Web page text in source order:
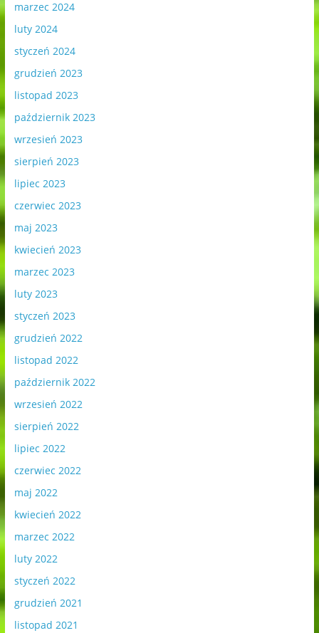
marzec 2024
luty 2024
styczeń 2024
grudzień 2023
listopad 2023
październik 2023
wrzesień 2023
sierpień 2023
lipiec 2023
czerwiec 2023
maj 2023
kwiecień 2023
marzec 2023
luty 2023
styczeń 2023
grudzień 2022
listopad 2022
październik 2022
wrzesień 2022
sierpień 2022
lipiec 2022
czerwiec 2022
maj 2022
kwiecień 2022
marzec 2022
luty 2022
styczeń 2022
grudzień 2021
listopad 2021